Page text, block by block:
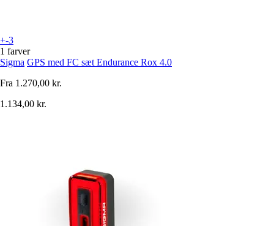
+-3
1 farver
Sigma GPS med FC sæt Endurance Rox 4.0
Fra 1.270,00 kr.
1.134,00 kr.